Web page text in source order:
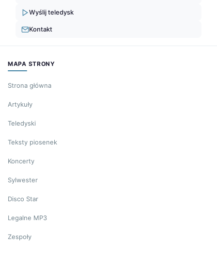
Wyślij teledysk
Kontakt
MAPA STRONY
Strona główna
Artykuły
Teledyski
Teksty piosenek
Koncerty
Sylwester
Disco Star
Legalne MP3
Zespoły